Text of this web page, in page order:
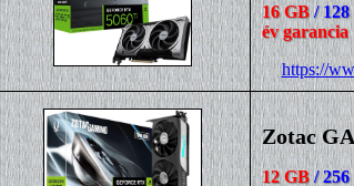
16 GB/ 128
év garancia
https://
Zotac
12 GB/ 256